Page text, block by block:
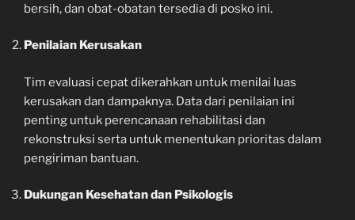
bersih, dan obat-obatan tersedia di posko ini.
Penilaian Kerusakan
Tim evaluasi cepat dikerahkan untuk menilai luas
kerusakan dan dampaknya. Data dari penilaian ini
penting untuk perencanaan rehabilitasi dan
rekonstruksi serta untuk menentukan prioritas dalam
pengiriman bantuan.
Dukungan Kesehatan dan Psikologis